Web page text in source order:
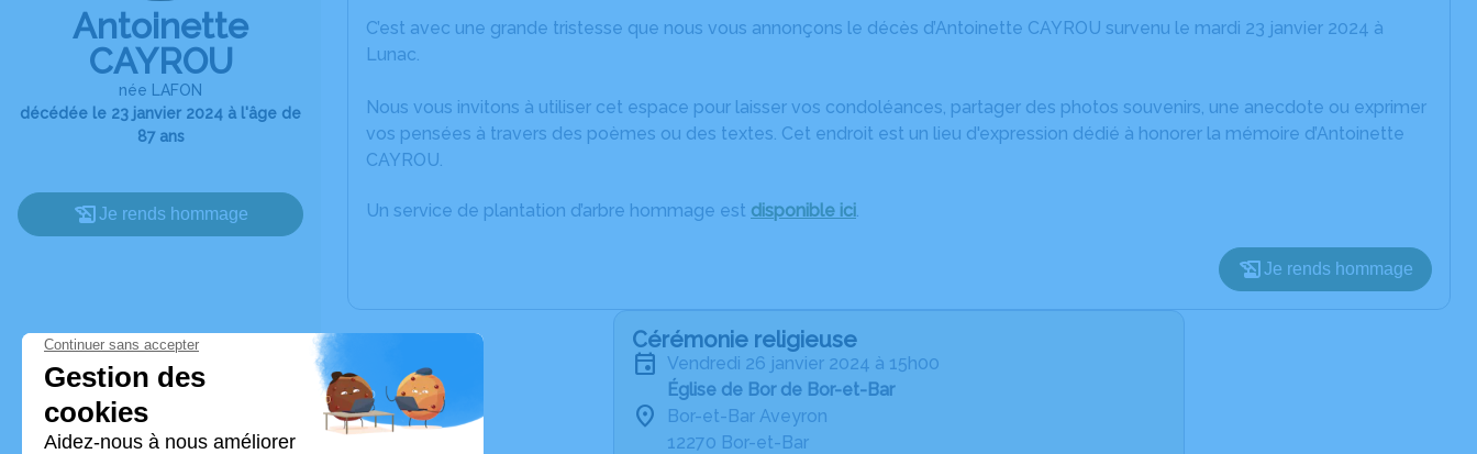
Antoinette
CAYROU
née LAFON
décédée le 23 janvier 2024 à l'âge de
87 ans
Je rends hommage
C’est avec une grande tristesse que nous vous annonçons le décès d’Antoinette CAYROU survenu le mardi 23 janvier 2024 à
Lunac.
Nous vous invitons à utiliser cet espace pour laisser vos condoléances, partager des photos souvenirs, une anecdote ou exprimer
vos pensées à travers des poèmes ou des textes. Cet endroit est un lieu d'expression dédié à honorer la mémoire d’Antoinette
CAYROU.
Un service de plantation d’arbre hommage est disponible ici.
Je rends hommage
Cérémonie religieuse
vendredi 26 janvier 2024 à 15h00
Église de Bor de Bor-et-Bar
Bor-et-Bar Aveyron
12270 Bor-et-Bar